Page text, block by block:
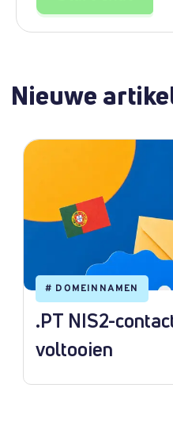
Nieuwe
# DOMEINNAMEN
.PT NIS2-
voltooien